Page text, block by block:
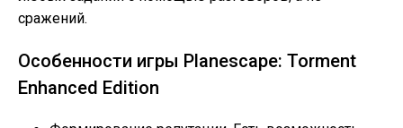
сражений.
Особенности игры Planescape: Torment
Enhanced Edition